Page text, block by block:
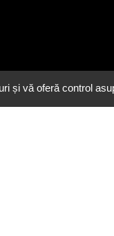
și vă oferă control